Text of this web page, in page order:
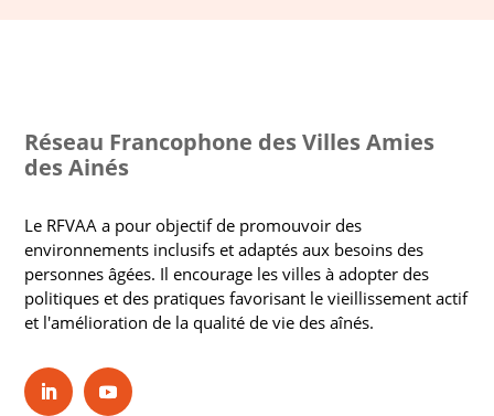
Réseau Francophone des Villes Amies
des Ainés
Le RFVAA a pour objectif de promouvoir des
environnements inclusifs et adaptés aux besoins des
personnes âgées. Il encourage les villes à adopter des
politiques et des pratiques favorisant le vieillissement actif
et l'amélioration de la qualité de vie des aînés.